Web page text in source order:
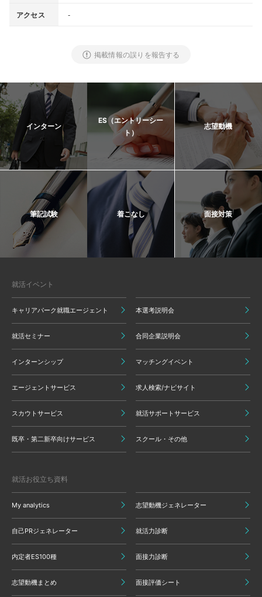
アクセス -
掲載情報の誤りを報告する
インターン
ES（エントリーシー
ト）
志望動機
筆記試験 着こなし 面接対策
就活イベント
キャリアパーク就職エージェント 本選考説明会
就活セミナー 合同企業説明会
インターンシップ マッチングイベント
エージェントサービス 求人検索/ナビサイト
スカウトサービス 就活サポートサービス
既卒・第二新卒向けサービス スクール・その他
就活お役立ち資料
My analytics 志望動機ジェネレーター
自己PRジェネレーター 就活力診断
内定者ES100種 面接力診断
志望動機まとめ 面接評価シート